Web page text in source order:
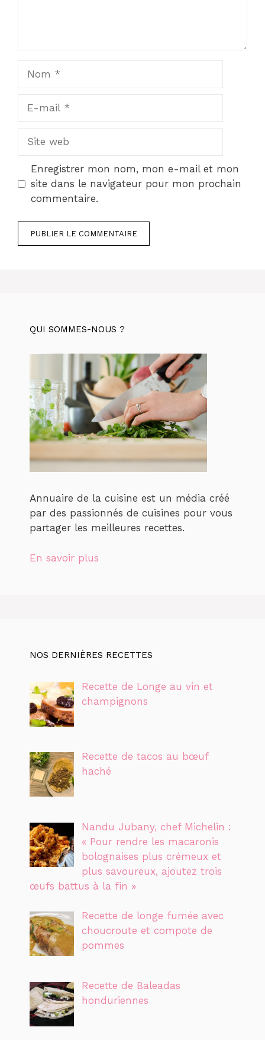
Site
Enregistrer mon nom, mon e-mail et mon
site dans le navigateur pour mon prochain
commentaire.
QUI SOMMES-NOUS ?
Annuaire de la cuisine est un média créé
par des passionnés de cuisines pour vous
partager les meilleures recettes.
En savoir plus
NOS DERNIÈRES RECETTES
Recette de Longe au vin et
champignons
Recette de tacos au bœuf
haché
Nandu Jubany, chef Michelin :
« Pour rendre les macaronis
bolognaises plus crémeux et
plus savoureux, ajoutez trois
œufs battus à la fin »
Recette de longe fumée avec
choucroute et compote de
pommes
Recette de Baleadas
honduriennes